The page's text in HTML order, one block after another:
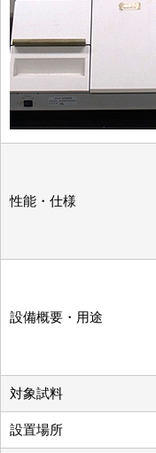
性能・仕様
設備概要・用途
対象試料
設置場所